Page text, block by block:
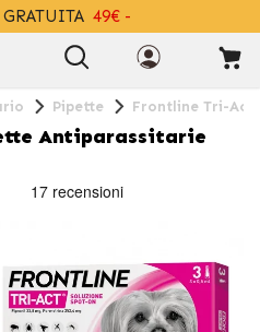
49€ -
Pipette Frontline Tri-Act
Antiparassitarie